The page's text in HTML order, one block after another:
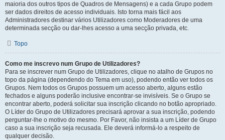
maioria dos outros tipos de Quadros de Mensagens) e a cada Grupo podem
ser dados direitos de acesso individuais. Isto torna mais fácil aos
Administradores destinar vários Utilizadores como Moderadores de uma
determinada secção ou dar-lhes acesso a uma secção privada, etc.
Topo
Como me inscrevo num Grupo de Utilizadores?
Para se inscrever num Grupo de Utilizadores, clique no atalho de Grupos no
topo da página (dependendo do Tema em uso), podendo então ver todos os
Grupos. Nem todos os Grupos possuem um acesso aberto, alguns estão
fechados e alguns poderão inclusive encontrar-se invisíveis. Se o Grupo se
encontrar aberto, poderá solicitar sua inscrição clicando no botão apropriado.
O Líder do Grupo de Utilizadores precisará aprovar a sua inscrição, podendo
perguntar-lhe o motivo do mesmo. Por Favor, não insista a um Líder de Grupo
caso a sua inscrição seja recusada. Ele deverá informá-lo a respeito de
qualquer decisão.